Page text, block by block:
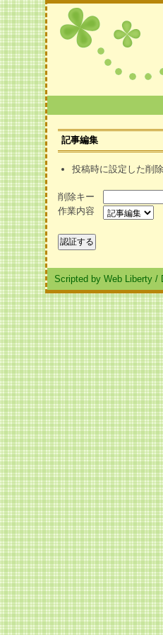
記事編集
投稿時に設定した削
削除キー
作業内容
Scripted by Web Liberty /